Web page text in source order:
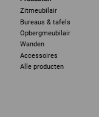
Zitmeubilair
Bureaus & tafels
Opbergmeubilair
Wanden
Accessoires
Alle producten